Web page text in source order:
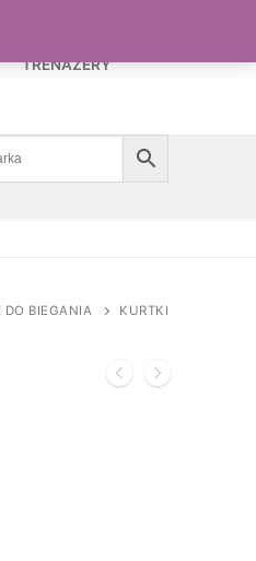
TRENAŻERY
DO BIEGANIA
KURTKI